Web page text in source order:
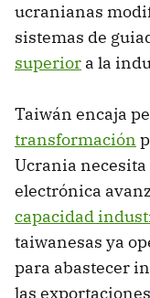
ucranianas
sistemas de
superior a la
Taiwán encaja
transformación
Ucrania
electrónica
capacidad
taiwanesas ya
para abastecer
las